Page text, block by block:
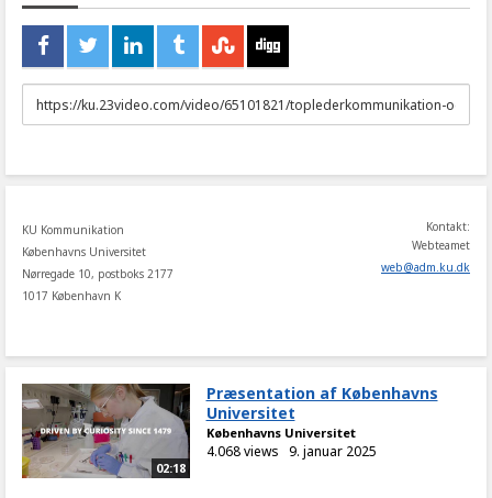
URL
to
KU Kommunikation
Københavns Universitet
Nørregade 10, postboks 2177
1017 København K
Kontakt:
Webteamet
web@adm.ku.dk
02:18
Præsentation af Københavns
Universitet
Københavns Universitet
4.068 views 9. januar 2025